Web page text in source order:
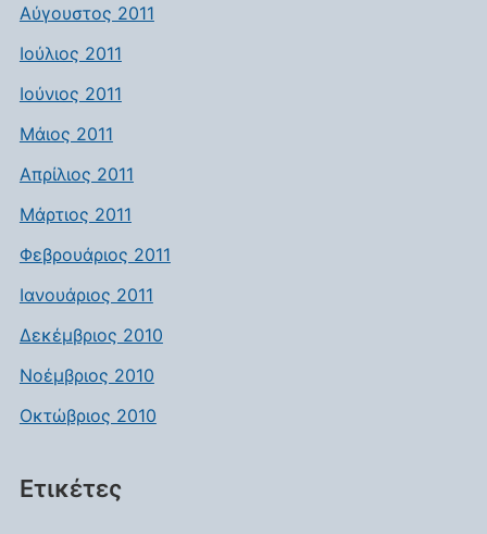
Αύγουστος 2011
Ιούλιος 2011
Ιούνιος 2011
Μάιος 2011
Απρίλιος 2011
Μάρτιος 2011
Φεβρουάριος 2011
Ιανουάριος 2011
Δεκέμβριος 2010
Νοέμβριος 2010
Οκτώβριος 2010
Ετικέτες